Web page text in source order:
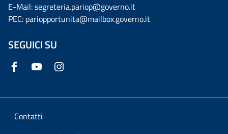
E-Mail: segreteria.pariop@governo.it
PEC: pariopportunita@mailbox.governo.it
SEGUICI SU
Contatti